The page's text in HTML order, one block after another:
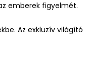
emberek figyelmét.
Az exkluzív világító